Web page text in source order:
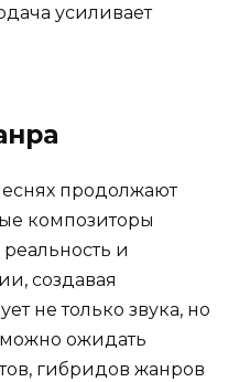
усиливает
продолжают
композиторы
и
создавая
не только звука, но
ожидать
гибридов жанров